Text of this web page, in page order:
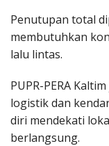
Penutupan total
membutuhkan
lalu lintas.
PUPR-PERA
logistik dan
diri mendekati
berlangsung.